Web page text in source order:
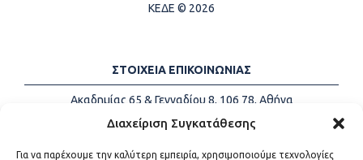
Διαχείριση Συγκατάθεσης
Για να παρέχουμε την καλύτερη εμπειρία, χρησιμοποιούμε τεχνολογίες
ΚΕΔΕ © 2026
ΣΤΟΙΧΕΙΑ ΕΠΙΚΟΙΝΩΝΙΑΣ
Ακαδημίας 65 & Γενναδίου 8, 106 78, Αθήνα
Τηλέφωνα:
+30 213-2147500
Email:
info@kede.gr